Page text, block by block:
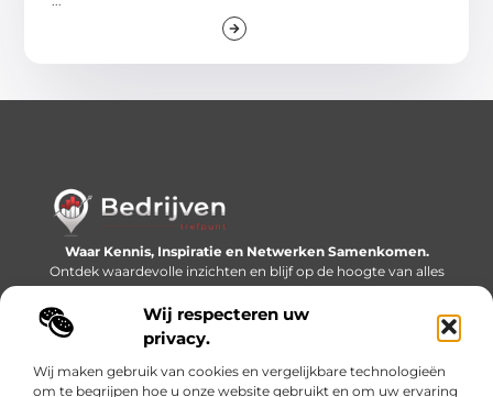
Wij respecteren uw
privacy.
Wij maken gebruik van cookies en vergelijkbare technologieën
om te begrijpen hoe u onze website gebruikt en om uw ervaring
Waar Kennis, Inspiratie en Netwerken Samenkomen.
Ontdek waardevolle inzichten en blijf op de hoogte van alles
wat er speelt in de wereld.
Bericht categorie